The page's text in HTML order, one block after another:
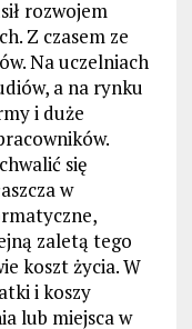
rozwojem
Z czasem ze
Na uczelniach
a na rynku
i duże
się
w
zaletą tego
koszt życia. W
i koszy
lub miejsca w